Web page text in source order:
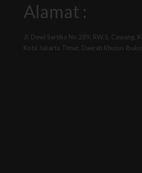
Alamat :
Jl. Dewi Sartika No.289, RW.5, Cawang,
Kota Jakarta Timur, Daerah Khusus